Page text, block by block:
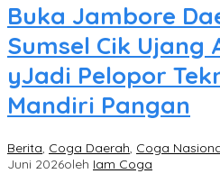
Buka Jambore
Sumsel Cik Ujang
yJadi Pelopor
Mandiri Pangan
Berita, Coga Daerah, Coga
Juni 2026oleh Iam Coga